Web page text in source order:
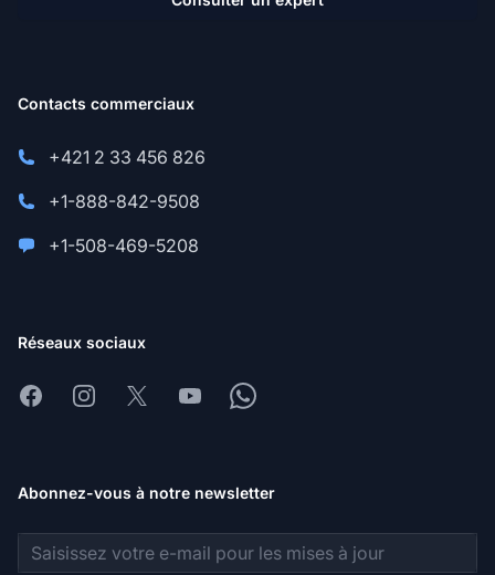
Contacts commerciaux
+421 2 33 456 826
+1-888-842-9508
+1-508-469-5208
Réseaux sociaux
FacebookInstagram
X YoutubeWhatsapp
Abonnez-vous à notre newsletter
Adresse e-mail